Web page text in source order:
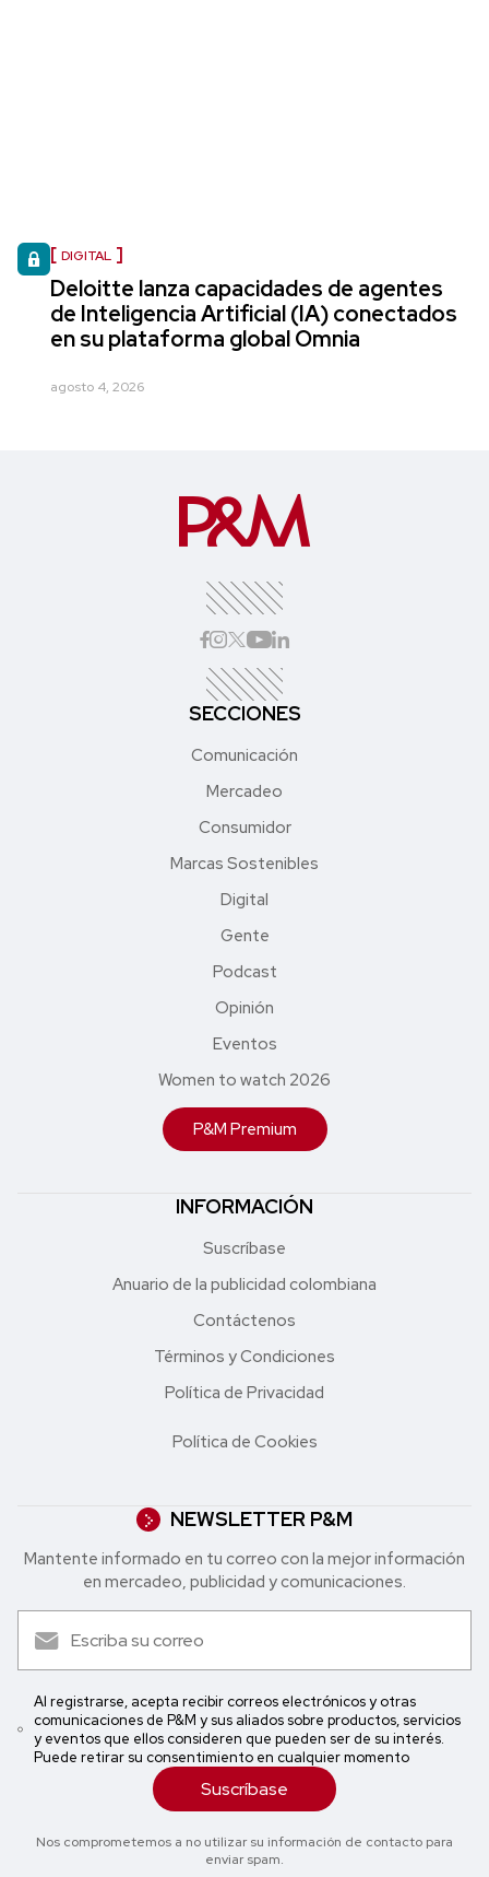
DIGITAL
Deloitte lanza capacidades de agentes
de Inteligencia Artificial (IA) conectados
en su plataforma global Omnia
agosto 4, 2026
SECCIONES
Comunicación
Mercadeo
Consumidor
Marcas Sostenibles
Digital
Gente
Podcast
Opinión
Eventos
Women to watch 2026
P&M Premium
INFORMACIÓN
Suscríbase
Anuario de la publicidad colombiana
Contáctenos
Términos y Condiciones
Política de Privacidad
Política de Cookies
NEWSLETTER P&M
Mantente informado en tu correo con la mejor in formación
en mercadeo, publicidad y comunicaciones.
Al registrarse, acepta recibir correos electrónicos y otras
comunicaciones de P&M y sus aliados sobre productos, servicios
y eventos que ellos consideren que pueden ser de su interés.
Puede retirar su consentimiento en cualquier momento
Suscríbase
Nos comprometemos a no utilizar su información de contacto para
enviar spam.